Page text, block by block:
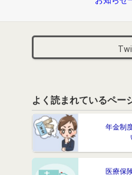
よく読まれているペー
年金制
医療保